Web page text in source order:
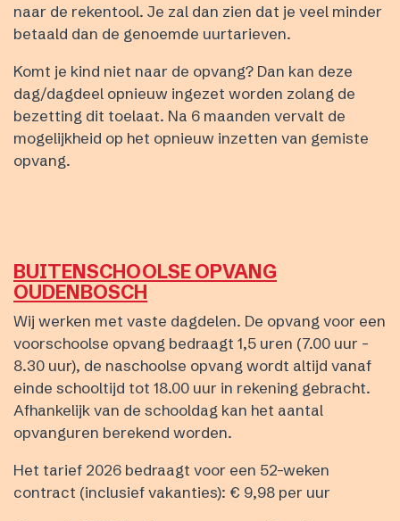
naar de rekentool. Je zal dan zien dat je veel minder
betaald dan de genoemde uurtarieven.
Komt je kind niet naar de opvang? Dan kan deze
dag/dagdeel opnieuw ingezet worden zolang de
bezetting dit toelaat. Na 6 maanden vervalt de
mogelijkheid op het opnieuw inzetten van gemiste
opvang.
BUITENSCHOOLSE OPVANG
OUDENBOSCH
Wij werken met vaste dagdelen. De opvang voor een
voorschoolse opvang bedraagt 1,5 uren (7.00 uur -
8.30 uur), de naschoolse opvang wordt altijd vanaf
einde schooltijd tot 18.00 uur in rekening gebracht.
Afhankelijk van de schooldag kan het aantal
opvanguren berekend worden.
Het tarief 2026 bedraagt voor een 52-weken
contract (inclusief vakanties): € 9,98 per uur